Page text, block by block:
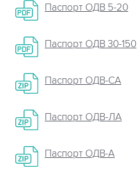
Паспорт ОДВ 5-20
Паспорт ОДВ 30-150
Паспорт ОДВ-СА
Паспорт ОДВ-ЛА
Паспорт ОДВ-А